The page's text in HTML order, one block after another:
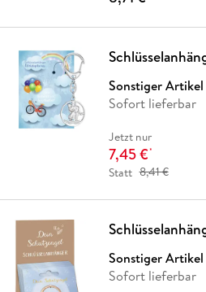
Sonstiger Artikel
Sofort lieferbar
Jetzt nur
7,45 €*
Statt 8,41 €
Sonstiger Artikel
Sofort lieferbar